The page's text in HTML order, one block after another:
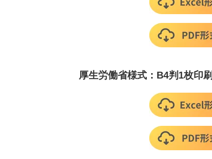
厚生労働省様式：B4判1枚印刷